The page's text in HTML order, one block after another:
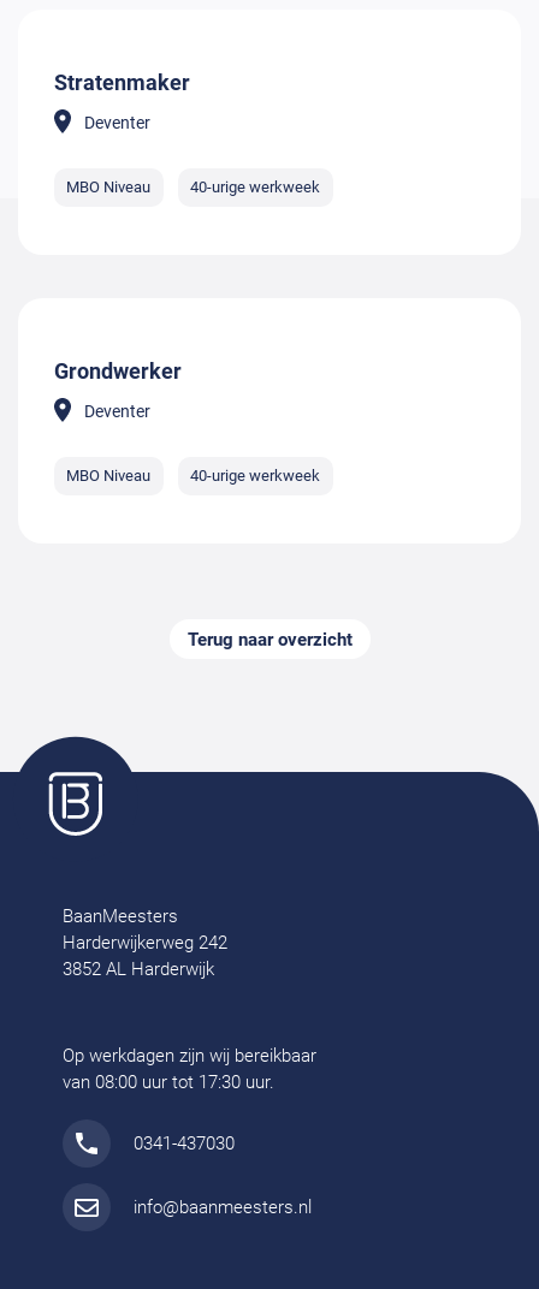
Stratenmaker
Deventer
MBO Niveau 40-urige werkweek
Grondwerker
Deventer
MBO Niveau 40-urige werkweek
Terug naar overzicht
BaanMeesters
Harderwijkerweg 242
3852 AL Harderwijk
Op werkdagen zijn wij bereikbaar
van 08:00 uur tot 17:30 uur.
0341-437030
info@baanmeesters.nl